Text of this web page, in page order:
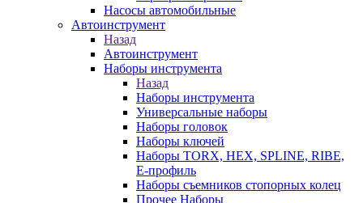
Насосы автомобильные
Автоинструмент
Назад
Автоинструмент
Наборы инструмента
Назад
Наборы инструмента
Универсальные наборы
Наборы головок
Наборы ключей
Наборы TORX, HEX, SPLINE, RIBE,
E-профиль
Наборы съемников стопорных колец
Прочее Наборы